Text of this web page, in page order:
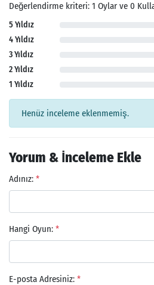
Değerlendirme kriteri: 1 Oylar ve 0
5 Yıldız
4 Yıldız
3 Yıldız
2 Yıldız
1 Yıldız
Henüz inceleme eklenmemiş.
Yorum & İnceleme Ekle
Adınız: *
Hangi Oyun: *
E-posta Adresiniz: *